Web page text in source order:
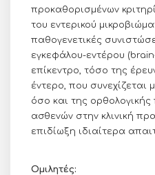
προκαθορισμένων
του εντερικού
παθογενετικές
εγκεφάλου-εντέρου
επίκεντρο, τόσο της
έντερο, που συνεχίζεται
όσο και της
ασθενών στην κλινική
επιδίωξη ιδιαίτερα
Ομιλητές: